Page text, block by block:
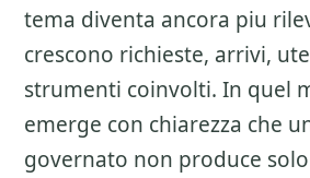
tema diventa ancora piu
crescono richieste, arrivi,
strumenti coinvolti. In quel
emerge con chiarezza che
governato non produce